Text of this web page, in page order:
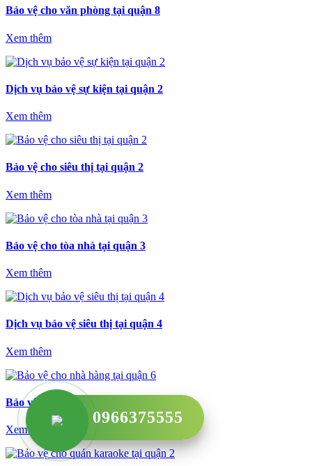
Bảo vệ cho văn phòng tại quận 8
Xem thêm
Dịch vụ bảo vệ sự kiện tại quận 2
Xem thêm
Bảo vệ cho siêu thị tại quận 2
Xem thêm
Bảo vệ cho tòa nhà tại quận 3
Xem thêm
Dịch vụ bảo vệ siêu thị tại quận 4
Xem thêm
Bảo vệ cho nhà hàng tại quận 6
Xem thêm
0966375555